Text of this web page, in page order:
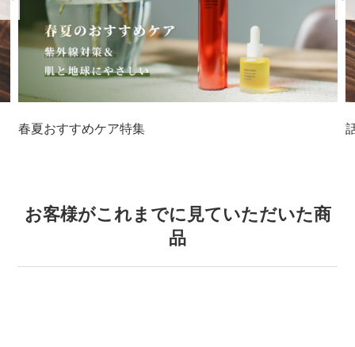
春夏おすすめケア特集
お客様がこれまでに見ていただいた商
品